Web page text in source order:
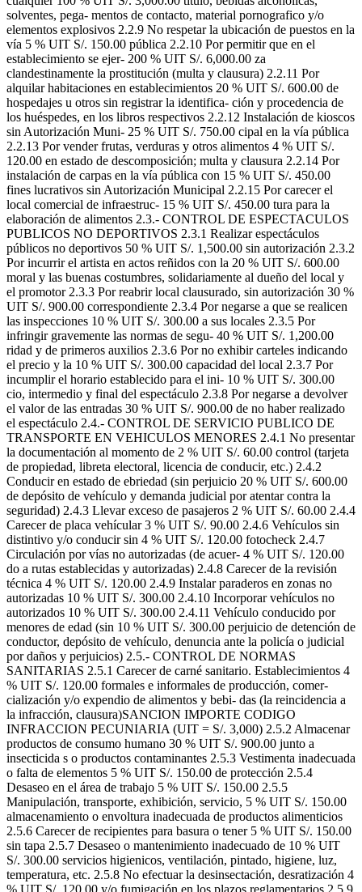
solventes, pega- mentos de contacto, material pornografico y/o
elementos explosivos 2.2.9 No respetar la ubicación de puestos en la
vía 5 % UIT S/. 150.00 pública 2.2.10 Por permitir que en el
establecimiento se ejer- 200 % UIT S/. 6,000.00 za
clandestinamente la prostitución (multa y clausura) 2.2.11 Por
alquilar habitaciones en establecimientos 20 % UIT S/. 600.00 de
hospedajes u otros sin registrar la identifica- ción y procedencia de
los huéspedes, en los libros respectivos 2.2.12 Instalación de kioscos
sin Autorización Muni- 25 % UIT S/. 750.00 cipal en la vía pública
2.2.13 Por vender frutas, verduras y otros alimentos 4 % UIT S/.
120.00 en estado de descomposición; multa y clausura 2.2.14 Por
instalación de carpas en la vía pública con 15 % UIT S/. 450.00
fines lucrativos sin Autorización Municipal 2.2.15 Por carecer el
local comercial de infraestruc- 15 % UIT S/. 450.00 tura para la
elaboración de alimentos 2.3.- CONTROL DE ESPECTACULOS
PUBLICOS NO DEPORTIVOS 2.3.1 Realizar espectáculos
públicos no deportivos 50 % UIT S/. 1,500.00 sin autorización 2.3.2
Por incurrir el artista en actos reñidos con la 20 % UIT S/. 600.00
moral y las buenas costumbres, solidariamente al dueño del local y
el promotor 2.3.3 Por reabrir local clausurado, sin autorización 30 %
UIT S/. 900.00 correspondiente 2.3.4 Por negarse a que se realicen
las inspecciones 10 % UIT S/. 300.00 a sus locales 2.3.5 Por
infringir gravemente las normas de segu- 40 % UIT S/. 1,200.00
ridad y de primeros auxilios 2.3.6 Por no exhibir carteles indicando
el precio y la 10 % UIT S/. 300.00 capacidad del local 2.3.7 Por
incumplir el horario establecido para el ini- 10 % UIT S/. 300.00
cio, intermedio y final del espectáculo 2.3.8 Por negarse a devolver
el valor de las entradas 30 % UIT S/. 900.00 de no haber realizado
el espectáculo 2.4.- CONTROL DE SERVICIO PUBLICO DE
TRANSPORTE EN VEHICULOS MENORES 2.4.1 No presentar
la documentación al momento de 2 % UIT S/. 60.00 control (tarjeta
de propiedad, libreta electoral, licencia de conducir, etc.) 2.4.2
Conducir en estado de ebriedad (sin perjuicio 20 % UIT S/. 600.00
de depósito de vehículo y demanda judicial por atentar contra la
seguridad) 2.4.3 Llevar exceso de pasajeros 2 % UIT S/. 60.00 2.4.4
Carecer de placa vehícular 3 % UIT S/. 90.00 2.4.6 Vehículos sin
distintivo y/o conducir sin 4 % UIT S/. 120.00 fotocheck 2.4.7
Circulación por vías no autorizadas (de acuer- 4 % UIT S/. 120.00
do a rutas establecidas y autorizadas) 2.4.8 Carecer de la revisión
técnica 4 % UIT S/. 120.00 2.4.9 Instalar paraderos en zonas no
autorizadas 10 % UIT S/. 300.00 2.4.10 Incorporar vehículos no
autorizados 10 % UIT S/. 300.00 2.4.11 Vehículo conducido por
menores de edad (sin 10 % UIT S/. 300.00 perjuicio de detención de
conductor, depósito de vehículo, denuncia ante la policía o judicial
por daños y perjuicios) 2.5.- CONTROL DE NORMAS
SANITARIAS 2.5.1 Carecer de carné sanitario. Establecimientos 4
% UIT S/. 120.00 formales e informales de producción, comer-
cialización y/o expendio de alimentos y bebi- das (la reincidencia a
la infracción, clausura)SANCION IMPORTE CODIGO
INFRACCION PECUNIARIA (UIT = S/. 3,000) 2.5.2 Almacenar
productos de consumo humano 30 % UIT S/. 900.00 junto a
insecticida s o productos contaminantes 2.5.3 Vestimenta inadecuada
o falta de elementos 5 % UIT S/. 150.00 de protección 2.5.4
Desaseo en el área de trabajo 5 % UIT S/. 150.00 2.5.5
Manipulación, transporte, exhibición, servicio, 5 % UIT S/. 150.00
almacenamiento o envoltura inadecuada de productos alimenticios
2.5.6 Carecer de recipientes para basura o tener 5 % UIT S/. 150.00
sin tapa 2.5.7 Desaseo o mantenimiento inadecuado de 10 % UIT
S/. 300.00 servicios higienicos, ventilación, pintado, higiene, luz,
temperatura, etc. 2.5.8 No efectuar la desinsectación, desratización 4